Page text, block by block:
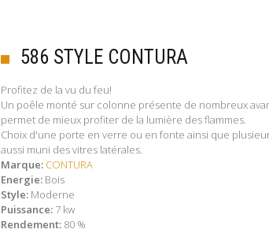
586 STYLE CONTURA
Profitez de la vu du feu!
Un poêle monté sur colonne présente de nombreux
permet de mieux profiter de la lumière des flammes.
Choix d'une porte en verre ou en fonte ainsi que
aussi muni des vitres latérales.
Marque: CONTURA
Energie: Bois
Style: Moderne
Puissance: 7 kw
Rendement: 80 %